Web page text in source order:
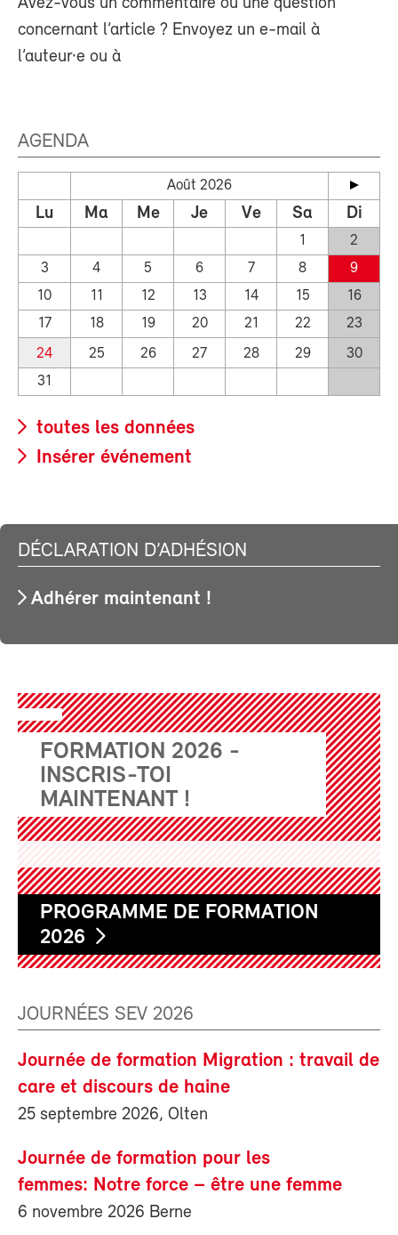
concernant l’article ? Envoyez un e-mail à
l’auteur·e ou à
AGENDA
Août 2026
Lu Ma Me Je Ve Sa Di
1
2
3
4 5 6 7 8
9
10
11 12 13 14 15
16
17
18 19 20 21 22
23
24
25 26 27 28 29
30
31
toutes les données
Insérer événement
DÉCLARATION D’ADHÉSION
Adhérer maintenant !
FORMATION 2026 -
INSCRIS-TOI
MAINTENANT !
PROGRAMME DE FORMATION
2026
JOURNÉES SEV 2026
Journée de formation Migration : travail de
care et discours de haine
25 septembre 2026, Olten
Journée de formation pour les
femmes: Notre force – être une femme
6 novembre 2026 Berne